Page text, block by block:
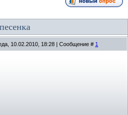
песенка
10.02.2010, 18:28 | Сообщение # 1